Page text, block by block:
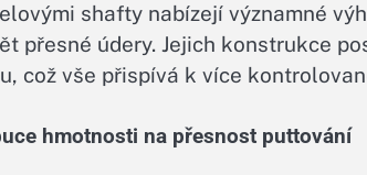
shafty nabízejí významné
přesné údery. Jejich konstrukce
což vše přispívá k více
hmotnosti na přesnost puttování